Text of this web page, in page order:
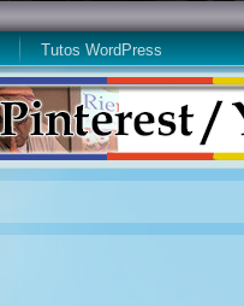
Tutos WordPress